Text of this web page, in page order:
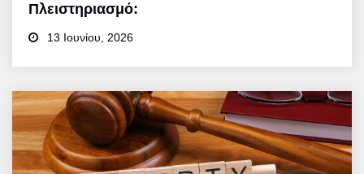
Πλειστηριασμό:
13 Ιουνίου, 2026